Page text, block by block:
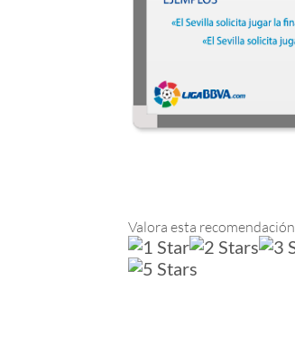
Valora esta recomendación